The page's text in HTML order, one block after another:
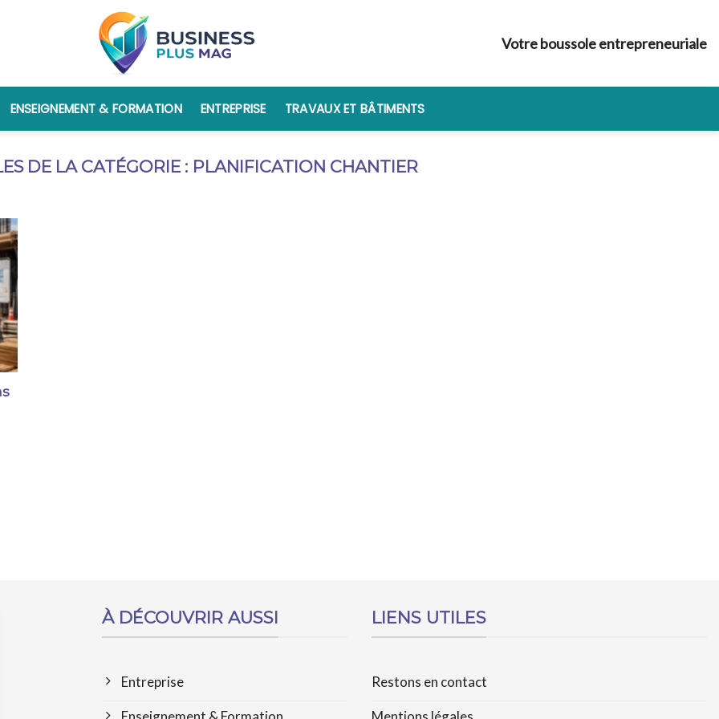
Votre boussole entrepreneuriale
ENSEIGNEMENT & FORMATION ENTREPRISE TRAVAUX ET BÂTIMENTS
PLANIFICATION CHANTIER
À DÉCOUVRIR AUSSI
Entreprise
LIENS UTILES
Restons en contact